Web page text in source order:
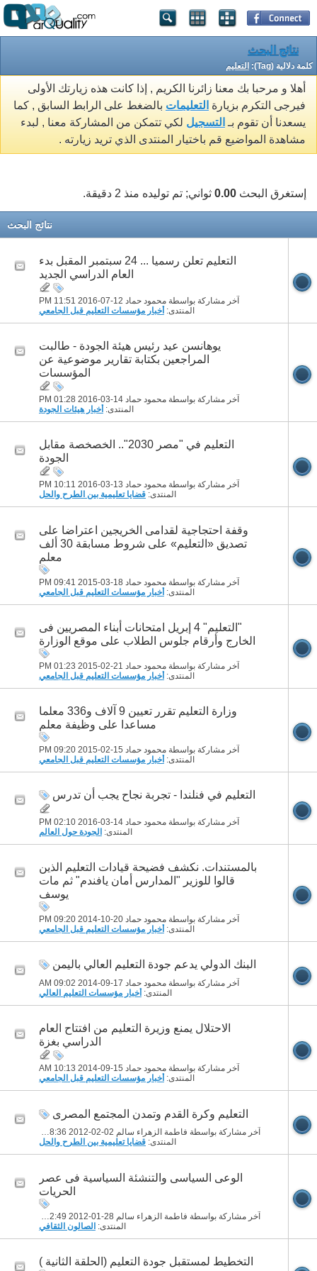
نتائج البحث
كلمة دلالية (Tag): التعليم
أهلا و مرحبا بك معنا زائرنا الكريم , إذا كانت هذه زيارتك الأولى
فيرجى التكرم بزيارة التعليمات بالضغط على الرابط السابق , كما
يسعدنا أن تقوم بـ التسجيل لكي تتمكن من المشاركة معنا , لبدء
مشاهدة المواضيع قم باختيار المنتدى الذي تريد زيارته .
إستغرق البحث 0.00 ثواني; تم توليده منذ 2 دقيقة.
نتائج البحث
التعليم تعلن رسميا ... 24 سبتمبر المقبل بدء
العام الدراسي الجديد
آخر مشاركة بواسطة محمود حماد 12-07-2016
11:51 PM
المنتدى: أخبار مؤسسات التعليم قبل الجامعي
يوهانسن عيد رئيس هيئة الجودة - طالبت
المراجعين بكتابة تقارير موضوعية عن
المؤسسات
آخر مشاركة بواسطة محمود حماد 14-03-2016
01:28 PM
المنتدى: أخبار هيئات الجودة
التعليم في "مصر 2030".. الخصخصة مقابل
الجودة
آخر مشاركة بواسطة محمود حماد 13-03-2016
10:11 PM
المنتدى: قضايا تعليمية بين الطرح والحل
وقفة احتجاجية لقدامى الخريجين اعتراضا على
تصديق «التعليم» على شروط مسابقة 30 ألف
معلم
آخر مشاركة بواسطة محمود حماد 18-03-2015
09:41 PM
المنتدى: أخبار مؤسسات التعليم قبل الجامعي
"التعليم" 4 إبريل امتحانات أبناء المصريين فى
الخارج وأرقام جلوس الطلاب على موقع الوزارة
آخر مشاركة بواسطة محمود حماد 21-02-2015
01:23 PM
المنتدى: أخبار مؤسسات التعليم قبل الجامعي
وزارة التعليم تقرر تعيين 9 آلاف و336 معلما
مساعدا على وظيفة معلم
آخر مشاركة بواسطة محمود حماد 15-02-2015
09:20 PM
المنتدى: أخبار مؤسسات التعليم قبل الجامعي
التعليم في فنلندا - تجربة نجاح يجب أن تدرس
آخر مشاركة بواسطة محمود حماد 14-03-2016
02:10 PM
المنتدى: الجودة حول العالم
بالمستندات. نكشف فضيحة قيادات التعليم الذين
قالوا للوزير "المدارس أمان يافندم" ثم مات
يوسف
آخر مشاركة بواسطة محمود حماد 20-10-2014
09:20 PM
المنتدى: أخبار مؤسسات التعليم قبل الجامعي
البنك الدولي يدعم جودة التعليم العالي باليمن
آخر مشاركة بواسطة محمود حماد 17-09-2014
09:02 AM
المنتدى: أخبار مؤسسات التعليم العالي
الاحتلال يمنع وزيرة التعليم من افتتاح العام
الدراسي بغزة
آخر مشاركة بواسطة محمود حماد 15-09-2014
10:13 AM
المنتدى: أخبار مؤسسات التعليم قبل الجامعي
التعليم وكرة القدم وتمدن المجتمع المصرى
آخر مشاركة بواسطة فاطمة الزهراء سالم 02-02-2012
08:36 AM
المنتدى: قضايا تعليمية بين الطرح والحل
الوعى السياسى والتنشئة السياسية فى عصر
الحريات
آخر مشاركة بواسطة فاطمة الزهراء سالم 28-01-2012
12:49 PM
المنتدى: الصالون الثقافي
التخطيط لمستقبل جودة التعليم (الحلقة الثانية )